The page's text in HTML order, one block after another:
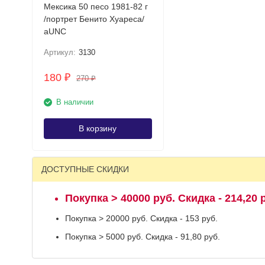
Мексика 50 песо 1981-82 г
/портрет Бенито Хуареса/
aUNC
Артикул: 3130
180 ₽ 270₽
В наличии
В корзину
ДОСТУПНЫЕ СКИДКИ
Покупка > 40000 руб. Скидка - 214,20
Покупка > 20000 руб. Скидка - 153 руб.
Покупка > 5000 руб. Скидка - 91,80 руб.